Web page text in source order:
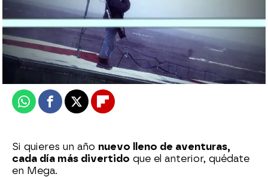
mega
Publicado:02 de enero de 2026, 20:59
WhatsappFacebook
X Flipboard
Si quieres un año nuevo lleno de aventuras,
cada día más divertido que el anterior, quédate
en Mega.